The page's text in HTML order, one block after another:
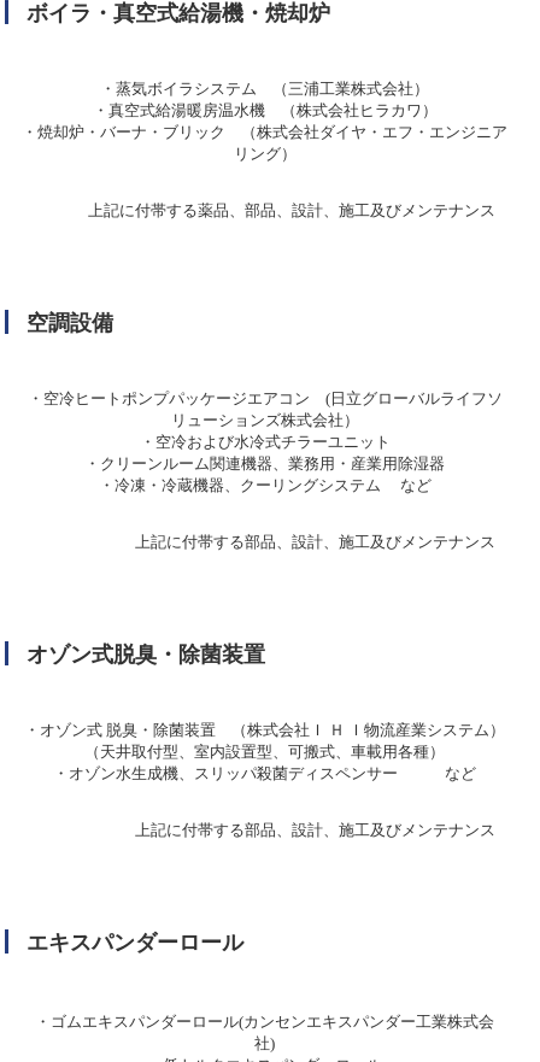
ボイラ・真空式給湯機・焼却炉
・蒸気ボイラシステム （三浦工業株式会社）
・真空式給湯暖房温水機 （株式会社ヒラカワ）
・焼却炉・バーナ・ブリック （株式会社ダイヤ・エフ・エンジニア
リング）
上記に付帯する薬品、部品、設計、施工及びメンテナンス
空調設備
・空冷ヒートポンプパッケージエアコン (日立グローバルライフソ
リューションズ株式会社）
・空冷および水冷式チラーユニット
・クリーンルーム関連機器、業務用・産業用除湿器
・冷凍・冷蔵機器、クーリングシステム など
上記に付帯する部品、設計、施工及びメンテナンス
オゾン式脱臭・除菌装置
・オゾン式 脱臭・除菌装置 （株式会社Ｉ Ｈ Ｉ物流産業システム）
（天井取付型、室内設置型、可搬式、車載用各種）
・オゾン水生成機、スリッパ殺菌ディスペンサー など
上記に付帯する部品、設計、施工及びメンテナンス
エキスパンダーロール
・ゴムエキスパンダーロール(カンセンエキスパンダー工業株式会
社)